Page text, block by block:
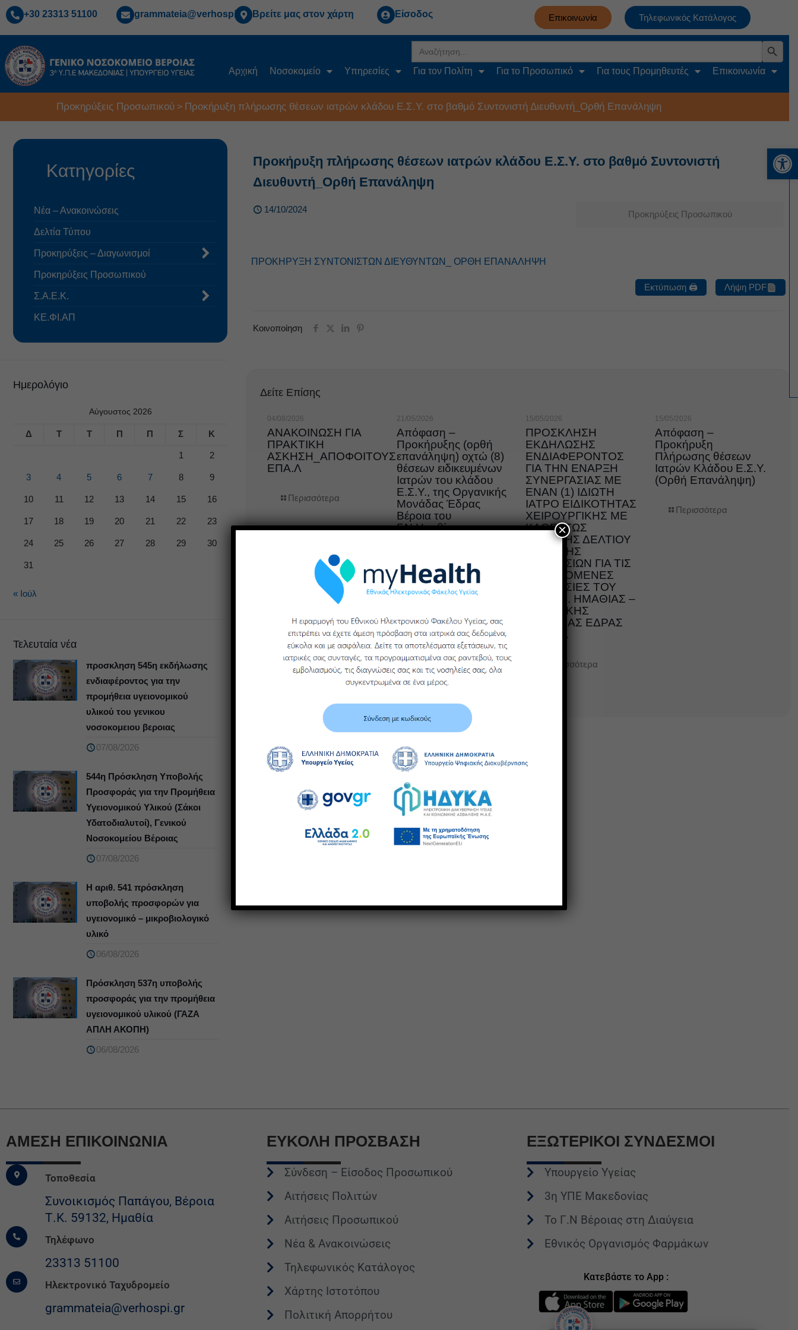
+30 23313 51100 grammateia@verhospi.gr Βρείτε μας στον χάρτη Είσοδος Επικοινωνία Τηλεφωνικός Κατάλογος
for:
Search Button
Αρχική Νοσοκομείο Υπηρεσίες Για τον Πολίτη Για το Προσωπικό Για τους Προμηθευτές Επικοινωνία
Προκηρύξεις Προσωπικού> Προκήρυξη πλήρωσης θέσεων ιατρών κλάδου Ε.Σ.Υ. στο βαθμό Συντονιστή Διευθυντή_Ορθή Επανάληψη
Προκήρυξη πλήρωσης θέσεων ιατρών κλάδου Ε.Σ.Υ. στο βαθμό Συντονιστή
Διευθυντή_Ορθή Επανάληψη
14/10/2024 Προκηρύξεις Προσωπικού
ΠΡΟΚΗΡΥΞΗ ΣΥΝΤΟΝΙΣΤΩΝ ΔΙΕΥΘΥΝΤΩΝ_ ΟΡΘΗ ΕΠΑΝΑΛΗΨΗ
Εκτύπωση 🖨 Λήψη PDF
Κοινοποίηση
Δείτε Επίσης
04/08/2026
ΑΝΑΚΟΙΝΩΣΗ ΓΙΑ
ΠΡΑΚΤΙΚΗ
ΑΣΚΗΣΗ_ΑΠΟΦΟΙΤΟΥΣ
ΕΠΑ.Λ
Περισσότερα
21/05/2026
Απόφαση –
Προκήρυξης (ορθή
επανάληψη) οχτώ (8)
θέσεων ειδικευμένων
Ιατρών του κλάδου
Ε.Σ.Υ., της Οργανικής
Μονάδας Έδρας
Βέροια του
Γ.Ν.Ημαθίας
15/05/2026
ΠΡΟΣΚΛΗΣΗ
ΕΚΔΗΛΩΣΗΣ
ΕΝΔΙΑΦΕΡΟΝΤΟΣ
ΓΙΑ ΤΗΝ ΕΝΑΡΞΗ
ΣΥΝΕΡΓΑΣΙΑΣ ΜΕ
ΕΝΑΝ (1) ΙΔΙΩΤΗ
ΙΑΤΡΟ ΕΙΔΙΚΟΤΗΤΑΣ
ΧΕΙΡΟΥΡΓΙΚΗΣ ΜΕ
ΚΑΘΕΣΤΩΣ
ΕΚΔΟΣΗΣ ΔΕΛΤΙΟΥ
ΠΑΡΟΧΗΣ
ΥΠΗΡΕΣΙΩΝ ΓΙΑ ΤΙΣ
ΠΑΡΕΧΟΜΕΝΕΣ
ΥΠΗΡΕΣΙΕΣ ΤΟΥ
ΣΤΟ Γ.Ν. ΗΜΑΘΙΑΣ –
ΟΡΓΑΝΙΚΗΣ
ΜΟΝΑΔΑΣ ΕΔΡΑΣ
ΒΕΡΟΙΑ
Περισσότερα
15/05/2026
Απόφαση –
Προκήρυξη
Πλήρωσης θέσεων
Ιατρών Κλάδου Ε.Σ.Υ.
(Ορθή Επανάληψη)
Περισσότερα
Κατηγορίες
Νέα – Ανακοινώσεις
Δελτία Τύπου
Προκηρύξεις – Διαγωνισμοί
Προκηρύξεις Προσωπικού
Σ.Α.Ε.Κ.
ΚΕ.ΦΙ.ΑΠ
Ημερολόγιο
Αύγουστος 2026
Δ Τ Τ Π Π Σ Κ
1 2
3 4 5 6 7 8 9
10 11 12 13 14 15 16
17 18 19 20 21 22 23
24 25 26 27 28 29 30
31
« Ιούλ
Τελευταία νέα
προσκληση 545η εκδήλωσης
ενδιαφέροντος για την
προμήθεια υγειονομικού
υλικού του γενικου
νοσοκομειου βεροιας
07/08/2026
544η Πρόσκληση Υποβολής
Προσφοράς για την Προμήθεια
Υγειονομικού Υλικού (Σάκοι
Υδατοδιαλυτοί), Γενικού
Νοσοκομείου Βέροιας
07/08/2026
Η αριθ. 541 πρόσκληση
υποβολής προσφορών για
υγειονομικό – μικροβιολογικό
υλικό
06/08/2026
Πρόσκληση 537η υποβολής
προσφοράς για την προμήθεια
υγειονομικού υλικού (ΓΑΖΑ
ΑΠΛΗ ΑΚΟΠΗ)
06/08/2026
ΆΜΕΣΗ ΕΠΙΚΟΙΝΩΝΙΑ
Τοποθεσία
Συνοικισμός Παπάγου, Βέροια
Τ.Κ. 59132, Ημαθία
Τηλέφωνο
23313 51100
Ηλεκτρονικό Ταχυδρομείο
grammateia@verhospi.gr
ΕΥΚΟΛΗ ΠΡΟΣΒΑΣΗ
Σύνδεση – Είσοδος Προσωπικού
Αιτήσεις Πολιτών
Αιτήσεις Προσωπικού
Νέα & Ανακοινώσεις
Τηλεφωνικός Κατάλογος
Χάρτης Ιστοτόπου
Πολιτική Απορρήτου
ΕΞΩΤΕΡΙΚΟΙ ΣΥΝΔΕΣΜΟΙ
Υπουργείο Υγείας
3η ΥΠΕ Μακεδονίας
Το Γ.Ν Βέροιας στη Διαύγεια
Εθνικός Οργανισμός Φαρμάκων
Κατεβάστε το App :
×